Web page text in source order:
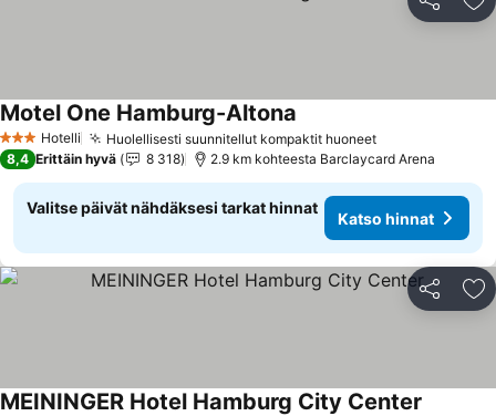
Jaa
3 Tähtiluokitus
Hotelli Huolellisesti suunnitellut kompaktit huoneetKatso hinnat
Motel One Hamburg-Altona
8,4 Erittäin hyvä 8 318 2.9 km kohteesta Barclaycard Arena
Valitse päivät nähdäksesi tarkat hinnat
Katso hinnat
Jaa
MEININGER Hotel Hamburg City Center